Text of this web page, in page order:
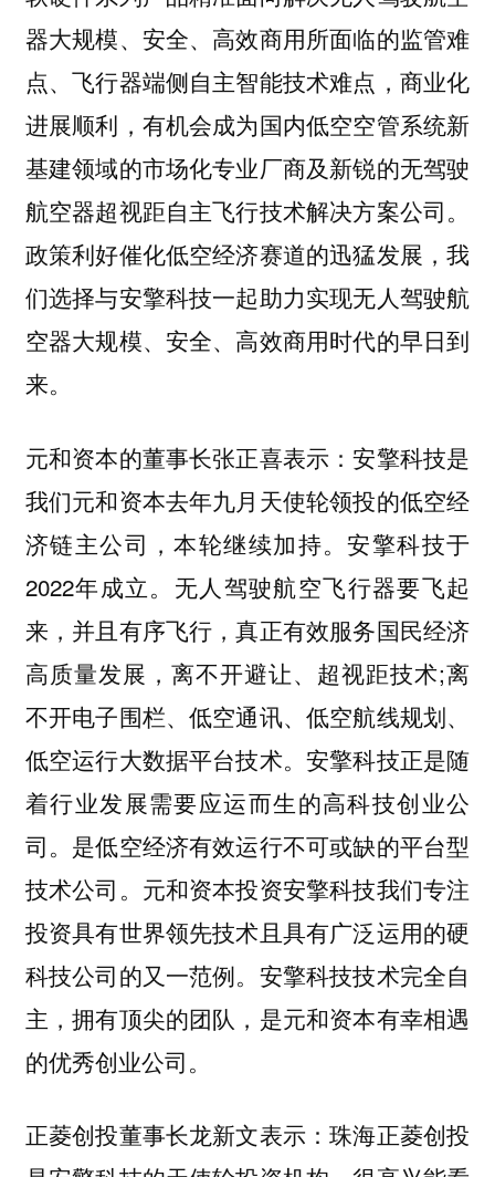
器大规模、安全、高效商用所面临的监管难
点、飞行器端侧自主智能技术难点，商业化
进展顺利，有机会成为国内低空空管系统新
基建领域的市场化专业厂商及新锐的无驾驶
航空器超视距自主飞行技术解决方案公司。
政策利好催化低空经济赛道的迅猛发展，我
们选择与安擎科技一起助力实现无人驾驶航
空器大规模、安全、高效商用时代的早日到
来。
元和资本的董事长张正喜表示：安擎科技是
我们元和资本去年九月天使轮领投的低空经
济链主公司，本轮继续加持。安擎科技于
2022年成立。无人驾驶航空⻜行器要⻜起
来，并且有序⻜行，真正有效服务国⺠经济
高质量发展，离不开避让、超视距技术;离
不开电子围栏、低空通讯、低空航线规划、
低空运行大数据平台技术。安擎科技正是随
着行业发展需要应运而生的高科技创业公
司。是低空经济有效运行不可或缺的平台型
技术公司。元和资本投资安擎科技我们专注
投资具有世界领先技术且具有广泛运用的硬
科技公司的又一范例。安擎科技技术完全自
主，拥有顶尖的团队，是元和资本有幸相遇
的优秀创业公司。
正菱创投董事长龙新文表示：珠海正菱创投